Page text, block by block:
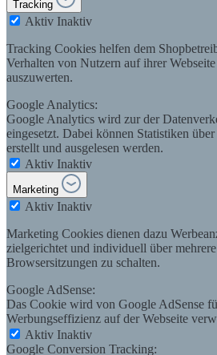
Tracking
Aktiv Inaktiv
Tracking Cookies helfen dem
Verhalten von Nutzern auf ihrer
auszuwerten.
Google Analytics:
Google Analytics wird zur der
eingesetzt. Dabei können Statistiken
erstellt und ausgelesen werden.
Aktiv Inaktiv
Marketing
Aktiv Inaktiv
Marketing Cookies dienen dazu
zielgerichtet und individuell über
Browsersitzungen zu schalten.
Google AdSense:
Das Cookie wird von Google AdSense
Werbungseffizienz auf der Webseite
Aktiv Inaktiv
Google Conversion Tracking: